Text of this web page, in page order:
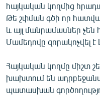
English
Русский
հայկական կողմից
Թե շփման գծի որ
և այլ մանրամասներ չեն
Մամեդովը զորակոչվել է
Հայկական կողմը միշտ
խախտում են
պատասխան